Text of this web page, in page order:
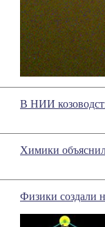
В НИИ
Химики
Физики создали